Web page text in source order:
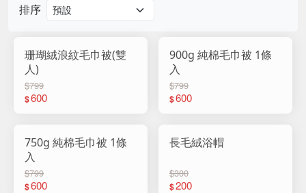
排序
珊瑚絨浪紋毛巾被(雙
人)
$799
$600
900g 純棉毛巾被 1條
入
$799
$600
750g 純棉毛巾被 1條
入
$799
$600
長毛絨浴帽
$300
$200